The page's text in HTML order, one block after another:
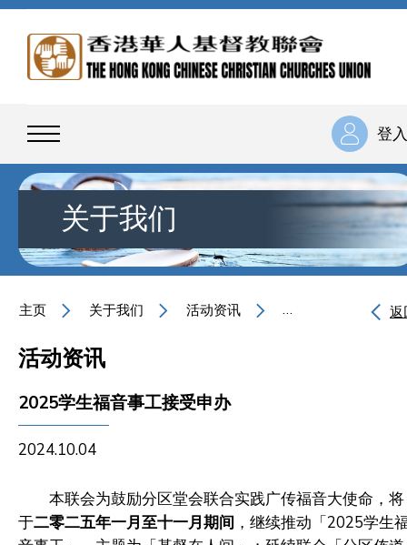
登入
关于我们
主页 关于我们 活动资讯 2025学生福音事工返
活动资讯
2025学生福音事工接受申办
2024.10.04
本联会为鼓励分区堂会联合实践广传福音大使命，将
于二零二五年一月至十一月期间 ，继续推动「2025学生